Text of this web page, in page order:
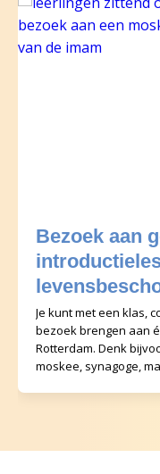
Bezoek aan
Je kunt met een klas,
bezoek brengen aan
Rotterdam. Denk
moskee, synagoge,